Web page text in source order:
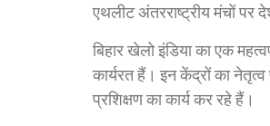
एथलीट अंतरराष्ट्रीय मंचों पर
बिहार खेलो इंडिया का एक
कार्यरत हैं। इन केंद्रों का नेतृत्व
प्रशिक्षण का कार्य कर रहे हैं।